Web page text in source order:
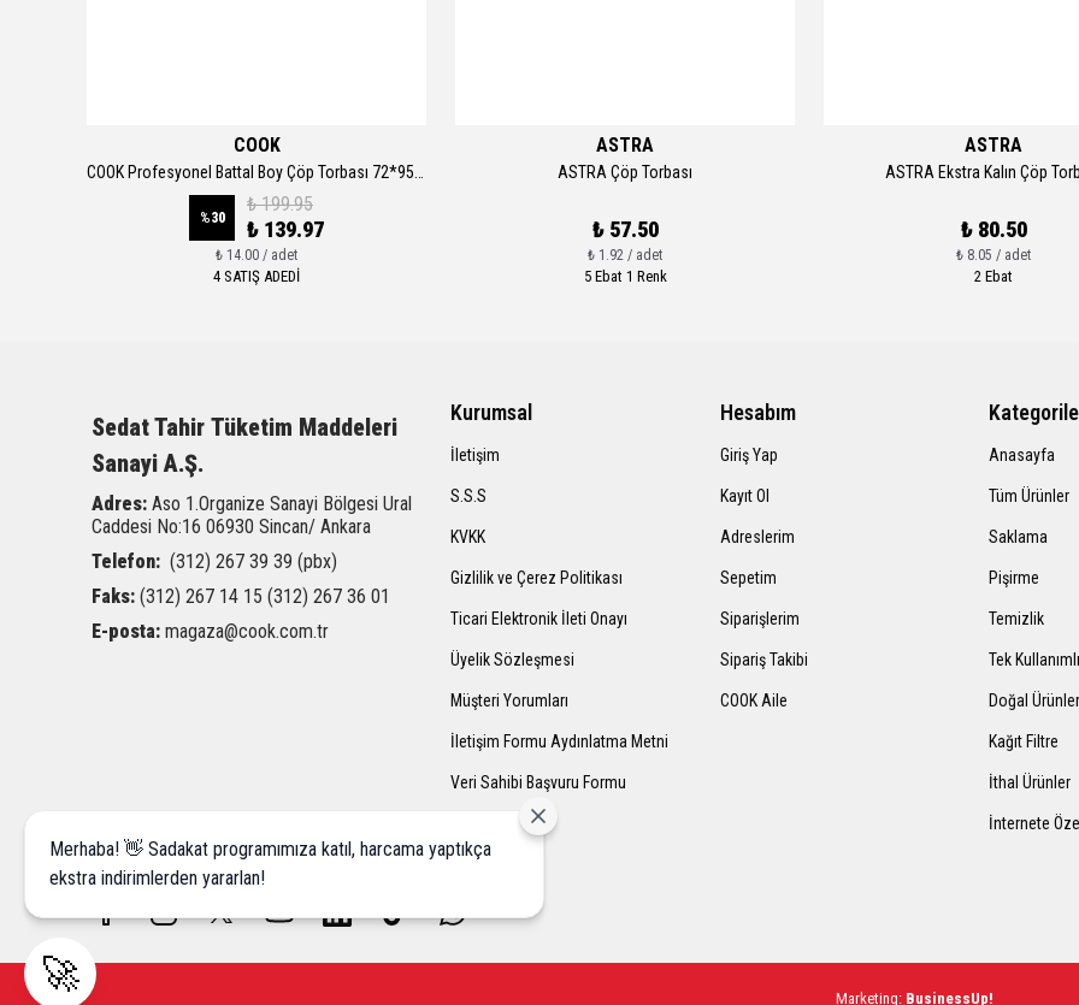
COOK
COOK Profesyonel Battal Boy Çöp Torbası 72*95 cm
%30
₺ 199.95
₺ 139.97
₺ 14.00 / adet
4 SATIŞ ADEDİ
ASTRA
ASTRA Çöp Torbası
₺ 57.50
₺ 1.92 / adet
5 Ebat 1 Renk
ASTRA
ASTRA Ekstra Kalın Çöp
₺ 80.50
₺ 8.05 / adet
2 Ebat
Kurumsal
İletişim
S.S.S
KVKK
Gizlilik ve Çerez Politikası
Ticari Elektronik İleti Onayı
Üyelik Sözleşmesi
Müşteri Yorumları
İletişim Formu Aydınlatma Metni
Veri Sahibi Başvuru Formu
Hesabım
Giriş Yap
Kayıt Ol
Adreslerim
Sepetim
Siparişlerim
Sipariş Takibi
COOK Aile
Anasayfa
Tüm Ürünler
Saklama
Pişirme
Temizlik
Tek
Doğal Ürünler
Kağıt Filtre
İthal Ürünler
İnternete
Sedat Tahir Tüketim Maddeleri
Sanayi A.Ş.
Adres: Aso 1.Organize Sanayi Bölgesi Ural
Caddesi No:16 06930 Sincan/ Ankara
Telefon: (312) 267 39 39 (pbx)
Faks: (312) 267 14 15 (312) 267 36 01
E-posta: magaza@cook.com.tr
Marketing: BusinessUp!
Merhaba! 👋 Sadakat programımıza katıl, harcama yaptıkça
ekstra indirimlerden yararlan!
🚀